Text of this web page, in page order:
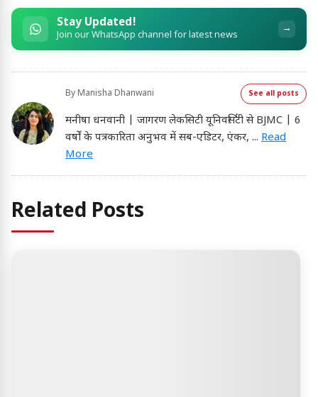
Stay Updated!
Join our WhatsApp channel for latest news →
By Manisha Dhanwani See all posts
मनीषा धनवानी | जागरण लेकसिटी यूनिवर्सिटी से BJMC | 6
वर्षों के पत्रकारिता अनुभव में सब-एडिटर, एंकर, ... Read
More
Related Posts